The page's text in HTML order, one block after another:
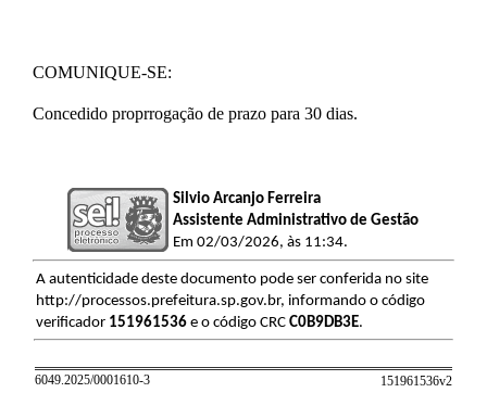
​COMUNIQUE-SE:
Concedido proprrogação de prazo para 30 dias.
Silvio Arcanjo Ferreira
Assistente Administrativo de Gestão
Em 02/03/2026, às 11:34.
A autenticidade deste documento pode ser conferida no site
http://processos.prefeitura.sp.gov.br, informando o código
verificador 151961536e o código CRC C0B9DB3E.
6049.2025/0001610-3 151961536v2